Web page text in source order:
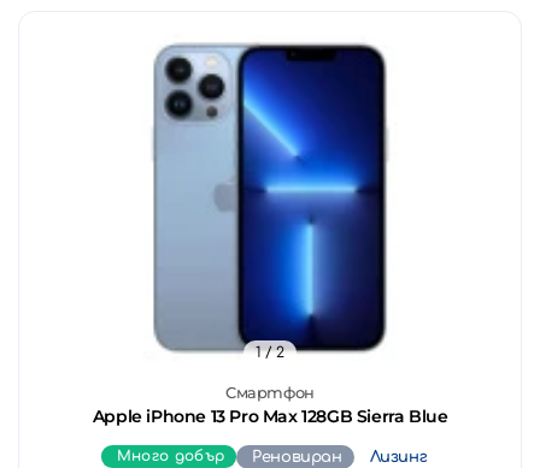
Смартфон
Apple iPhone 13 Pro Max 128GB Sierra Blue
1/ 2
Много добър Реновиран Лизинг